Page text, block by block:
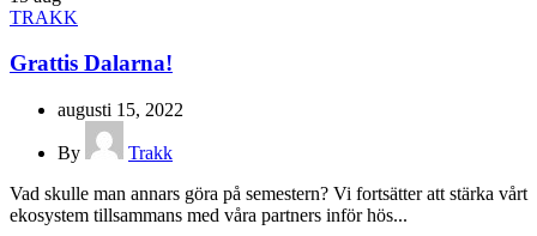
TRAKK
Grattis Dalarna!
augusti 15, 2022
By
Trakk
Vad skulle man annars göra på semestern? Vi fortsätter att stärka vårt
ekosystem tillsammans med våra partners inför hös...